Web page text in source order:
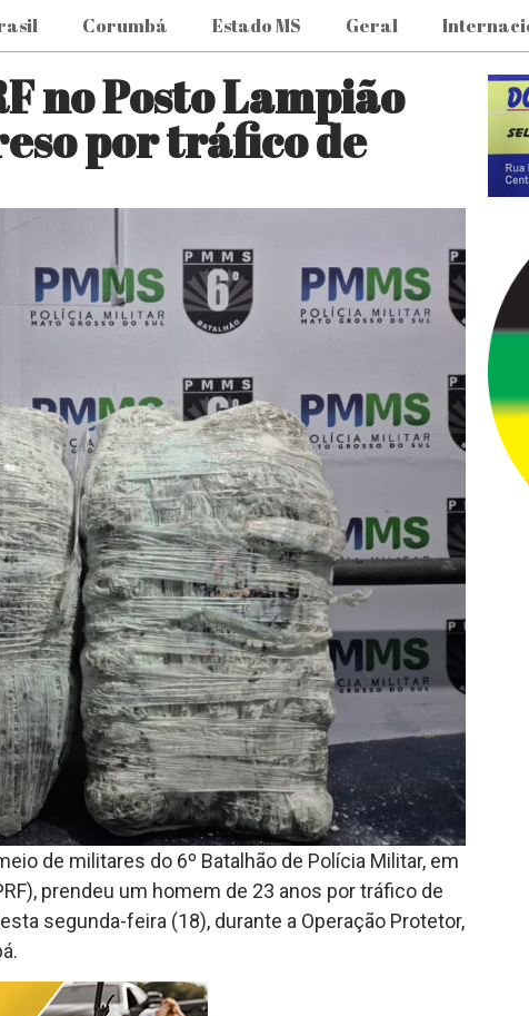
Corumbá Estado MS Geral
no Posto Lampião
por tráfico de
de militares do 6º Batalhão de Polícia Militar, em
prendeu um homem de 23 anos por tráfico de
segunda-feira (18), durante a Operação Protetor,